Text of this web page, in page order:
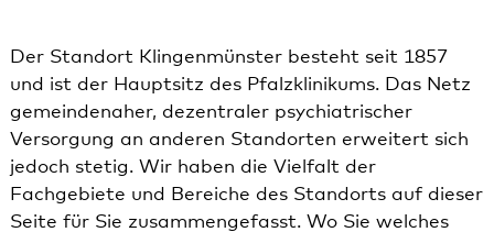
Der Standort Klingenmünster besteht seit 1857
und ist der Hauptsitz des Pfalzklinikums. Das Netz
gemeindenaher, dezentraler psychiatrischer
Versorgung an anderen Standorten erweitert sich
jedoch stetig. Wir haben die Vielfalt der
Fachgebiete und Bereiche des Standorts auf dieser
Seite für Sie zusammengefasst. Wo Sie welches